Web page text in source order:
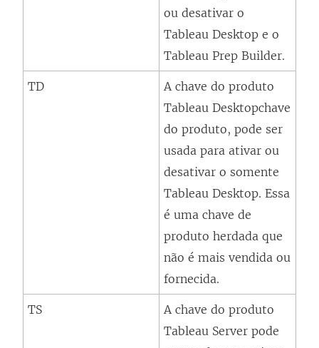
ou desativar o
Tableau Desktop e o
Tableau Prep Builder.
TD
A chave do produto
Tableau Desktopchave
do produto, pode ser
usada para ativar ou
desativar o somente
Tableau Desktop. Essa
é uma chave de
produto herdada que
não é mais vendida ou
fornecida.
TS
A chave do produto
Tableau Server pode